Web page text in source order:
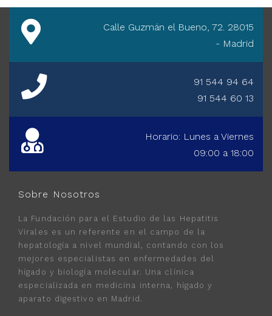
Calle Guzmán el Bueno, 72. 28015
- Madrid
91 544 94 64
91 544 60 13
Horario: Lunes a Viernes
09:00 a 18:00
Sobre Nosotros
La Fundación para el Estudio de las Hepatitis
Virales es un referente en el campo de la
hepatología a nivel mundial, contando con los
mejores especialistas en enfermedades del
hígado y biología molecular. Una clínica
especializada en medicina interna, hígado y
aparato digestivo en Madrid.